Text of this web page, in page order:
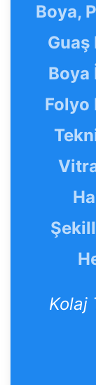
Boya,
Boya
Folyo
Kolaj